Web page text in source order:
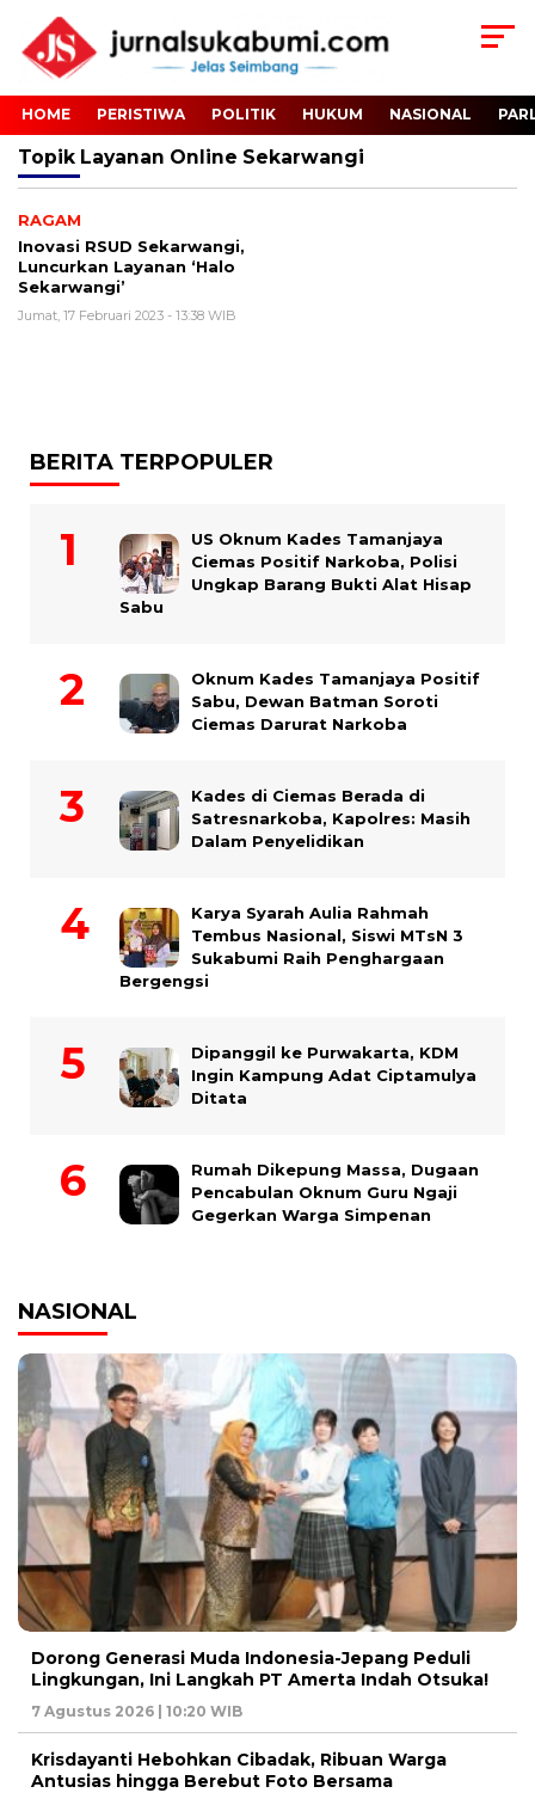
HOME PERISTIWA POLITIK HUKUM NASIONAL
Topik Layanan Online Sekarwangi
RAGAM
Inovasi RSUD Sekarwangi,
Luncurkan Layanan ‘Halo
Sekarwangi’
Jumat, 17 Februari 2023 - 13:38 WIB
BERITA TERPOPULER
US Oknum Kades Tamanjaya
Ciemas Positif Narkoba, Polisi
Ungkap Barang Bukti Alat Hisap
Sabu
Oknum Kades Tamanjaya Positif
Sabu, Dewan Batman Soroti
Ciemas Darurat Narkoba
Kades di Ciemas Berada di
Satresnarkoba, Kapolres: Masih
Dalam Penyelidikan
Karya Syarah Aulia Rahmah
Tembus Nasional, Siswi MTsN 3
Sukabumi Raih Penghargaan
Bergengsi
Dipanggil ke Purwakarta, KDM
Ingin Kampung Adat Ciptamulya
Ditata
Rumah Dikepung Massa, Dugaan
Pencabulan Oknum Guru Ngaji
Gegerkan Warga Simpenan
NASIONAL
Dorong Generasi Muda Indonesia-Jepang Peduli
Lingkungan, Ini Langkah PT Amerta Indah Otsuka!
7 Agustus 2026 | 10:20 WIB
Krisdayanti Hebohkan Cibadak, Ribuan Warga
Antusias hingga Berebut Foto Bersama